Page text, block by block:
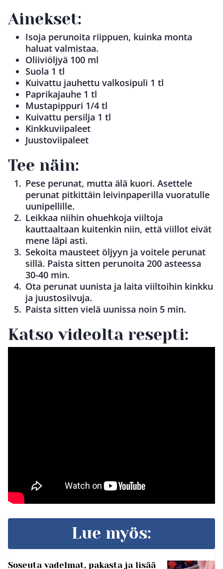
Ainekset:
Isoja perunoita riippuen, kuinka monta
haluat valmistaa.
Oliiviöljyä 100 ml
Suola 1 tl
Kuivattu jauhettu valkosipuli 1 tl
Paprikajauhe 1 tl
Mustapippuri 1/4 tl
Kuivattu persilja 1 tl
Kinkkuviipaleet
Juustoviipaleet
Tee näin:
Pese perunat, mutta älä kuori. Asettele
perunat pitkittäin leivinpaperilla vuoratulle
uunipellille.
Leikkaa niihin ohuehkoja viiltoja
kauttaaltaan kuitenkin niin, että viillot eivät
mene läpi asti.
Sekoita mausteet öljyyn ja voitele perunat
sillä. Paista sitten perunoita 200 asteessa
30-40 min.
Ota perunat uunista ja laita viiltoihin kinkku
ja juustosiivuja.
Paista sitten vielä uunissa noin 5 min.
Katso videolta resepti:
Lue myös:
Soseuta vadelmat, pakasta ja lisää